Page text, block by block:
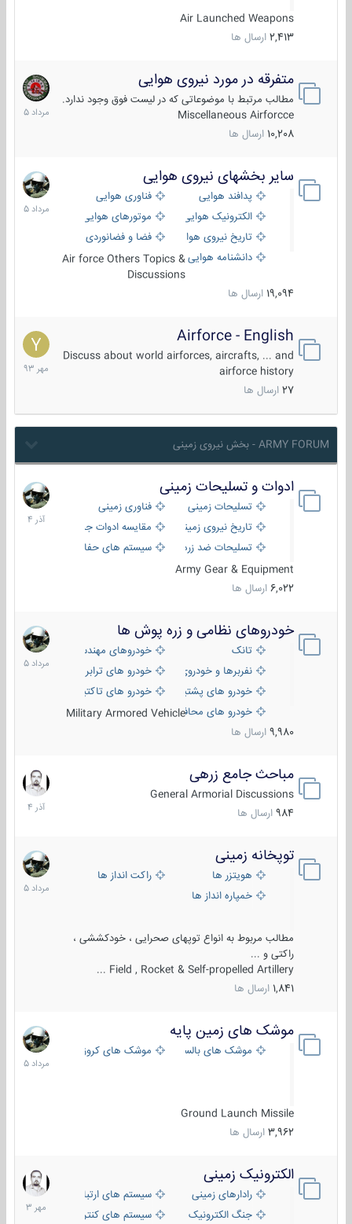
Air Launched Weapons
2,413 ارسال ها
متفرقه در مورد نیروی هوایی
مطالب مرتبط با موضوعاتی که در لیست فوق وجود ندارد.
Miscellaneous Airforcce
10,208 ارسال ها
7
مرداد
1405
سایر بخشهای نیروی هوایی
پدافند هوایی
فناوری هوایی
الکترونیک هوایی
موتورهای هوایی
تاریخ نیروی هوایی
فضا و فضانوردی
دانشنامه هواییAir force Others Topics &
Discussions
19,094 ارسال ها
2
مرداد
1405
Airforce - English
Discuss about world airforces, aircrafts, ... and
airforce history
27 ارسال ها
15
مهر
1393
ARMY FORUM - بخش نیروی زمینی
ادوات و تسلیحات زمینی
تسلیحات زمینی
فناوری زمینی
تاریخ نیروی زمینی
مقایسه ادوات جنگی
تسلیحات ضد زره
سیستم های حفاظت فعال
Army Gear & Equipment
6,022 ارسال ها
21
آذر
1404
خودروهای نظامی و زره پوش ها
تانک
خودروهای مهندسی
نفربرها و خودروی های رزمی پیاده نظام
خودرو های ترابری نظامی
خودرو های پشتیبانی آتش ، شناسایی و ضد تانک
خودرو های تاکتیکی نظامی
خودرو های محافظت شدهMilitary Armored Vehicle
9,980 ارسال ها
2
مرداد
1405
مباحث جامع زرهی
General Armorial Discussions
984 ارسال ها
7
آذر
1404
توپخانه زمینی
هویتزر ها
راکت انداز ها
خمپاره انداز ها
مطالب مربوط به انواع توپهای صحرایی ، خودکششی ،
راکتی و ...
Field , Rocket & Self-propelled Artillery ...
1,841 ارسال ها
9
مرداد
1405
موشک های زمین پایه
موشک های بالستیک موشک های کروز
Ground Launch Missile
3,962 ارسال ها
2
مرداد
1405
الکترونیک زمینی
رادارهای زمینی
سیستم های ارتباطی و جمع آوری
جنگ الکترونیک
سیستم های کنترل آتش و تجهیزات
1
مهر
1403